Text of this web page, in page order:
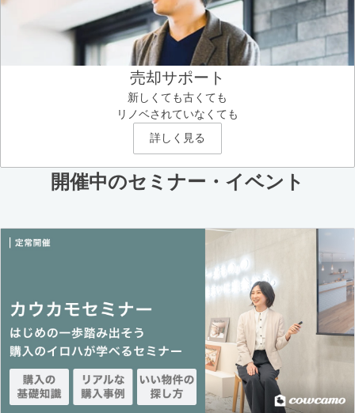
売却サポート
新しくても古くても
リノベされていなくても
詳しく見る
開催中のセミナー・イベント